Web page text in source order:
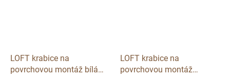
LOFT krabice na
povrchovou montáž bílá
LOFT krabice na
povrchovou montáž